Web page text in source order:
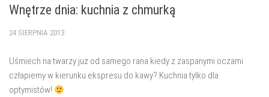
pokoje dziecięce
salon
Przedpokój
Wnętrze dnia: kuchnia z chmurką
24 SIERPNIA 2013
Uśmiech na twarzy już od samego rana kiedy z zaspanymi oczami
człapiemy w kierunku ekspresu do kawy? Kuchnia tylko dla
optymistów!